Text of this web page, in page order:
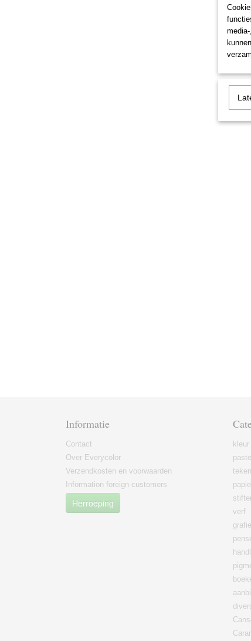
Informatie
Contact
Over Everycolor
Verzendkosten en voorwaarden
Information foreign customers
Herroeping
verf